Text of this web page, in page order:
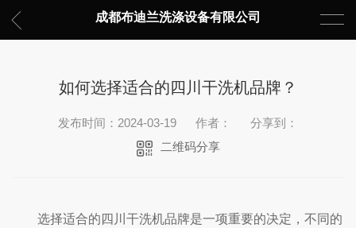
成都布迪兰洗涤设备有限公司
如何选择适合的四川干洗机品牌？
发布时间：2024-03-19 作者：
分享到：
二维码分享
选择适合的四川干洗机品牌是一项重要的决定，不同的